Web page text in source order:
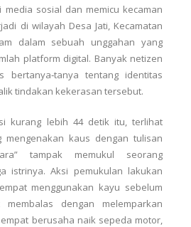
media sosial dan memicu kecaman
di wilayah Desa Jati, Kecamatan
dalam sebuah unggahan yang
platform digital. Banyak netizen
bertanya‑tanya tentang identitas
tindakan kekerasan tersebut.
kurang lebih 44 detik itu, terlihat
mengenakan kaus dengan tulisan
tampak memukul seorang
istrinya. Aksi pemukulan lakukan
menggunakan kayu sebelum
dengan melemparkan
berusaha naik sepeda motor,